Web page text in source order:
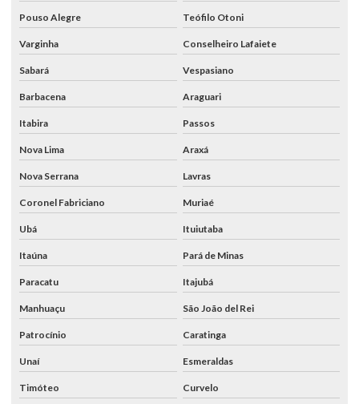
Pouso Alegre Teófilo Otoni
Varginha Conselheiro Lafaiete
Sabará Vespasiano
Barbacena Araguari
Itabira Passos
Nova Lima Araxá
Nova Serrana Lavras
Coronel Fabriciano Muriaé
Ubá Ituiutaba
Itaúna Pará de Minas
Paracatu Itajubá
Manhuaçu São João del Rei
Patrocínio Caratinga
Unaí Esmeraldas
Timóteo Curvelo